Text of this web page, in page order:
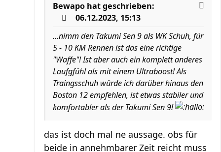
Bewapo hat geschrieben:
06.12.2023, 15:13
...nimm den Takumi Sen 9 als WK Schuh, für
5 - 10 KM Rennen ist das eine richtige
"Waffe"! Ist aber auch ein komplett anderes
Laufgfühl als mit einem Ultraboost! Als
Traingsschuh würde ich darüber hinaus den
Boston 12 empfehlen, ist etwas stabiler und
komfortabler als der Takumi Sen 9!
das ist doch mal ne aussage. obs für
beide in annehmbarer Zeit reicht muss